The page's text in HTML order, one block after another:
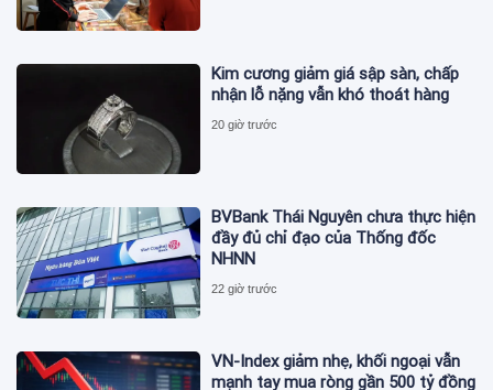
Kim cương giảm giá sập sàn, chấp
nhận lỗ nặng vẫn khó thoát hàng
20 giờ trước
BVBank Thái Nguyên chưa thực hiện
đầy đủ chỉ đạo của Thống đốc
NHNN
22 giờ trước
VN-Index giảm nhẹ, khối ngoại vẫn
mạnh tay mua ròng gần 500 tỷ đồng